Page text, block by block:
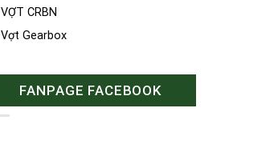
VỢT CRBN
Vợt Gearbox
FANPAGE FACEBOOK